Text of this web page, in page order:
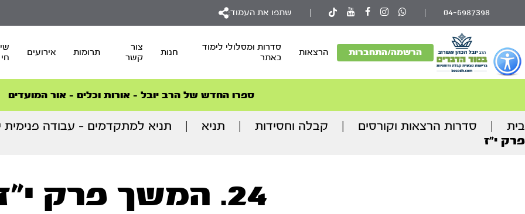
כפתור
לפתיחת
תפריט
נגישות
04-6987398 שתפו את העמוד:
הרשמה/התחברות הרצאות
סדרות ומסלולי לימוד
באתר
חנות
צור
קשר
תרומות אירועים
חי
סדרות הפודקאסטים
הסדרה המובילה החודש – דרך המלך
ספרו החדש של הרב יובל – אורות וכלים – אור המועדים
הצטרפו למהפכת הבריאות הטבעית >
סדרות הפודקאסטים
הסדרה המובילה החודש – דרך המלך
מרכזי
בית | סדרות הרצאות וקורסים | קבלה וחסידות | תניא |
תניא למתקדמים – עבודה פנימית יום
פרק י”ז
24. המשך פרק י"ז